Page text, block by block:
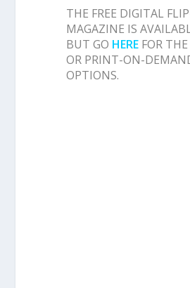
THE FREE DIGITAL
MAGAZINE IS
BUT GO HERE FOR
OR PRINT-ON-
OPTIONS.